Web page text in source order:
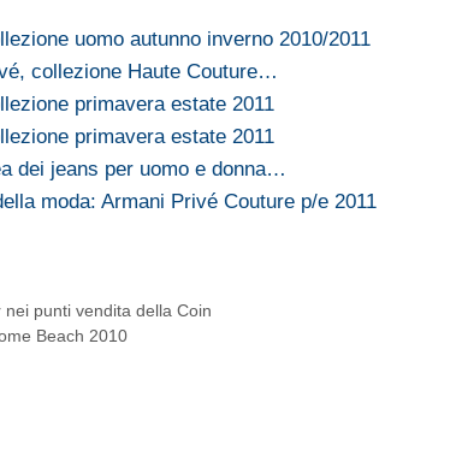
uomo autunno inverno 2010/2011
collezione Haute Couture…
primavera estate 2011
primavera estate 2011
dei jeans per uomo e donna…
moda: Armani Privé Couture p/e 2011
punti vendita della Coin
Beach 2010